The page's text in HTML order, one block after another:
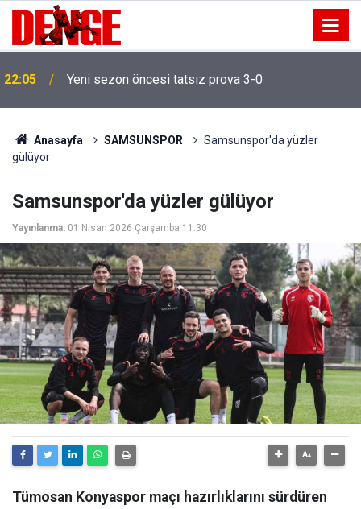
20:00 NADEZHDA isimli gemi Samsun'a getirildi
Anasayfa SAMSUNSPOR
Samsunspor'da yüzler
gülüyor
Samsunspor'da yüzler gülüyor
Yayınlanma: 01 Nisan 2026 Çarşamba 11:30
Tümosan Konyaspor maçı hazırlıklarını sürdüren